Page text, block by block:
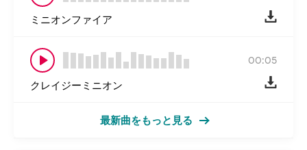
ミニオンファイア
00:05
クレイジーミニオン
最新曲をもっと見る